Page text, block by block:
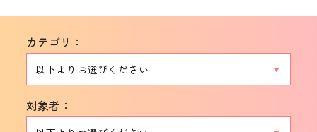
カテゴリ：
対象者：